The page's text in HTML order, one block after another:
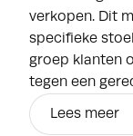
verkopen. Dit
specifieke
groep klanten
tegen een
Lees meer